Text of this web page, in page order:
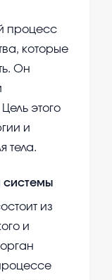
процесс
которые
Он
этого
и
тела.
системы
из
и